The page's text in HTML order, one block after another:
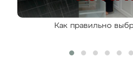
Как правильно